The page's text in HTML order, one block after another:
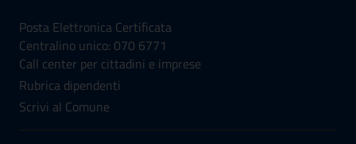
Posta Elettronica Certificata
Centralino unico: 070 6771
Call center per cittadini e imprese
Rubrica dipendenti
Scrivi al Comune